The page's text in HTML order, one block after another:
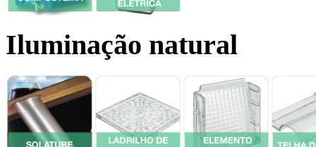
Iluminação natural